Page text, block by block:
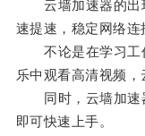
云墙加速器的出
速提速，稳定网络连
不论是在学习工
乐中观看高清视频，
同时，云墙加速
即可快速上手。